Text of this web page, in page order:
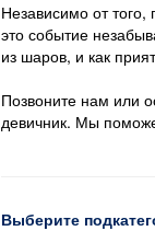
Независимо от
это событие
из шаров, и как
Позвоните нам или
девичник. Мы
Выберите